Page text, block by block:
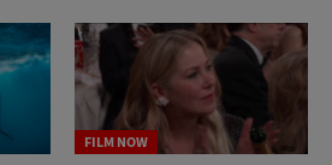
FILM NOW